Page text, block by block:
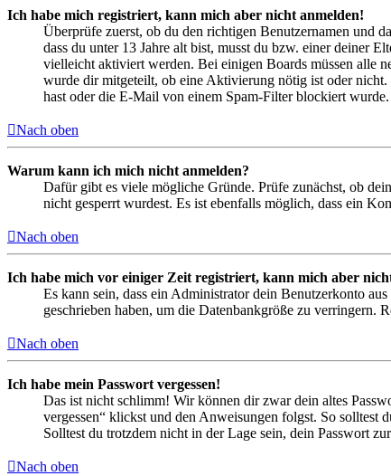
Ich habe mich registriert, kann mich aber nicht anmelden!
Überprüfe zuerst, ob du den richtigen Benutzernamen und
dass du unter 13 Jahre alt bist, musst du bzw. einer deiner
vielleicht aktiviert werden. Bei einigen Boards müssen alle
wurde dir mitgeteilt, ob eine Aktivierung nötig ist oder
hast oder die E-Mail von einem Spam-Filter blockiert
Nach oben
Warum kann ich mich nicht anmelden?
Dafür gibt es viele mögliche Gründe. Prüfe zunächst, ob
nicht gesperrt wurdest. Es ist ebenfalls möglich, dass ein
Nach oben
Ich habe mich vor einiger Zeit registriert, kann mich aber
Es kann sein, dass ein Administrator dein Benutzerkonto
geschrieben haben, um die Datenbankgröße zu verringern.
Nach oben
Ich habe mein Passwort vergessen!
Das ist nicht schlimm! Wir können dir zwar dein altes
vergessen“ klickst und den Anweisungen folgst. So solltest
Solltest du trotzdem nicht in der Lage sein, dein Passwort
Nach oben